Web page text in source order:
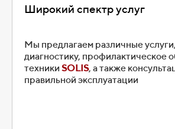
Широкий спектр услуг
Мы предлагаем различные
диагностику, профилактическое
техники SOLIS, а также
правильной эксплуатации